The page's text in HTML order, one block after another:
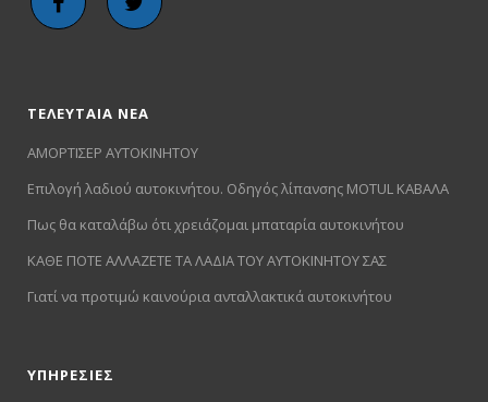
ΤΕΛΕΥΤΑΙΑ ΝΕΑ
ΑΜΟΡΤΙΣΕΡ ΑΥΤΟΚΙΝΗΤΟΥ
Επιλογή λαδιού αυτοκινήτου. Οδηγός λίπανσης MOTUL ΚΑΒΑΛΑ
Πως θα καταλάβω ότι χρειάζομαι μπαταρία αυτοκινήτου
ΚΑΘΕ ΠΟΤΕ ΑΛΛΑΖΕΤΕ ΤΑ ΛΑΔΙΑ ΤΟΥ ΑΥΤΟΚΙΝΗΤΟΥ ΣΑΣ
Γιατί να προτιμώ καινούρια ανταλλακτικά αυτοκινήτου
ΥΠΗΡΕΣΙΕΣ